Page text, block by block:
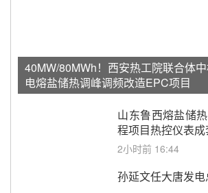
40MW/80MWh！西安热工院联合体
电熔盐储热调峰调频改造EPC项目
山东鲁西熔盐储
程项目热控仪表
2小时前 16:44
孙延文任大唐发